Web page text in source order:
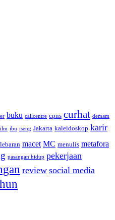
buku callcentre cpns curhat demam
ibu iseng Jakarta kaleidoskop karir
lebaran macet MC menulis metafora
pasangan hidup pekerjaan
review social media